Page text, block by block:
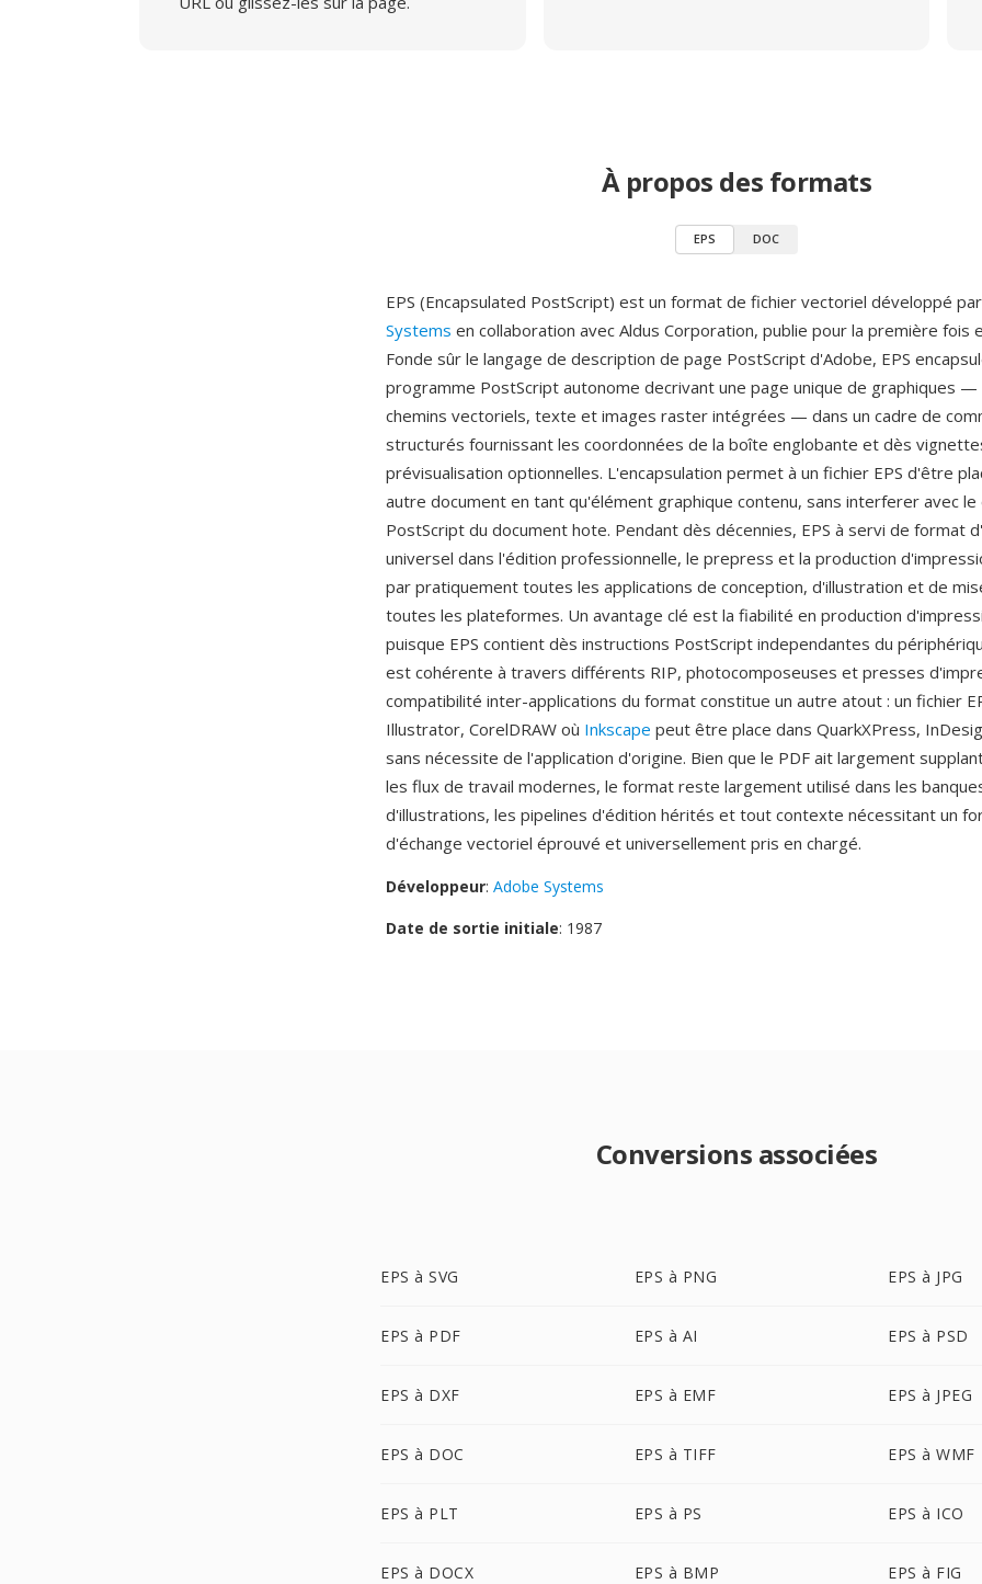
À propos des formats
EPS DOC
EPS (Encapsulated PostScript) est un format de fichier vectoriel développé
Systems en collaboration avec Aldus Corporation, publie pour la première fois
Fonde sûr le langage de description de page PostScript d'Adobe, EPS
programme PostScript autonome decrivant une page unique de graphiques —
chemins vectoriels, texte et images raster intégrées — dans un cadre de
structurés fournissant les coordonnées de la boîte englobante et dès
prévisualisation optionnelles. L'encapsulation permet à un fichier EPS d'être
autre document en tant qu'élément graphique contenu, sans interferer avec le
PostScript du document hote. Pendant dès décennies, EPS à servi de format
universel dans l'édition professionnelle, le prepress et la production
par pratiquement toutes les applications de conception, d'illustration et de
toutes les plateformes. Un avantage clé est la fiabilité en production
puisque EPS contient dès instructions PostScript independantes du
est cohérente à travers différents RIP, photocomposeuses et presses
compatibilité inter-applications du format constitue un autre atout : un fichier
Illustrator, CorelDRAW où Inkscape peut être place dans QuarkXPress,
sans nécessite de l'application d'origine. Bien que le PDF ait largement
les flux de travail modernes, le format reste largement utilisé dans les
d'illustrations, les pipelines d'édition hérités et tout contexte nécessitant un
d'échange vectoriel éprouvé et universellement pris en chargé.
Développeur: Adobe Systems
Date de sortie initiale: 1987
Conversions associées
EPS à SVG EPS à PNG EPS à JPG
EPS à PDF EPS à AI EPS à PSD
EPS à DXF EPS à EMF EPS à JPEG
EPS à DOC EPS à TIFF EPS à WMF
EPS à PLT EPS à PS EPS à ICO
EPS à DOCX EPS à BMP EPS à FIG